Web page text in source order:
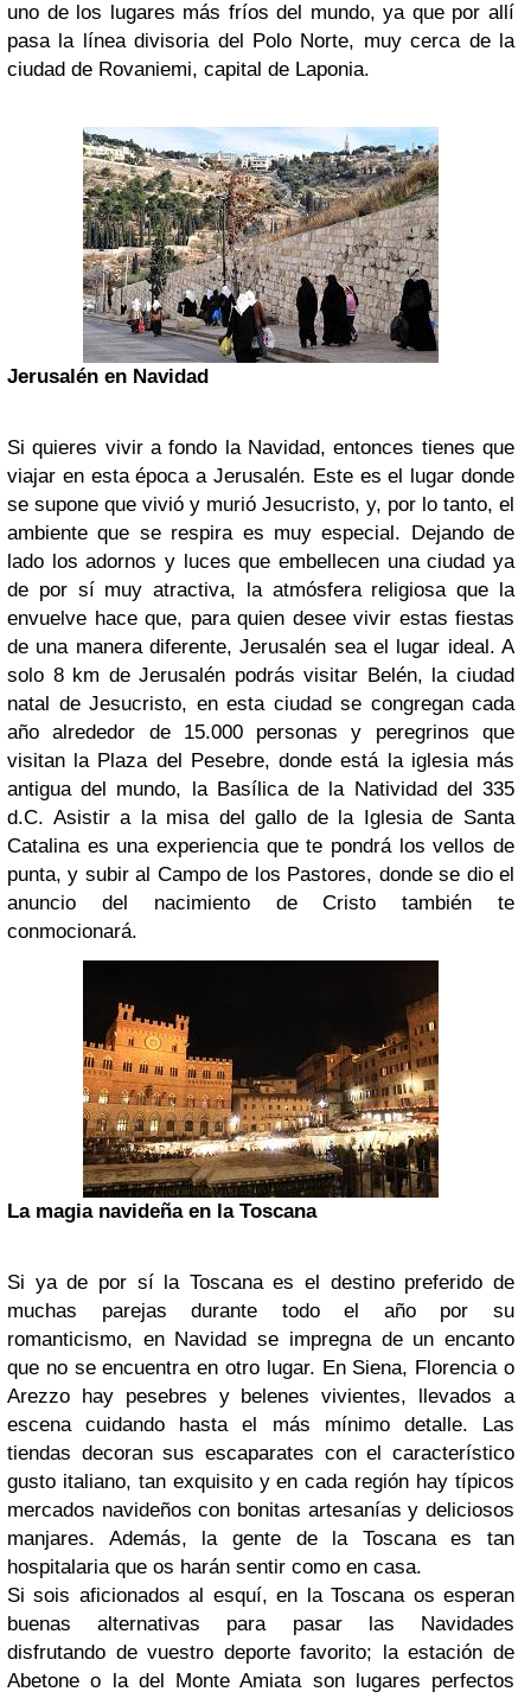
uno de los lugares más fríos del mundo, ya que por allí
pasa la línea divisoria del Polo Norte, muy cerca de la
ciudad de Rovaniemi, capital de Laponia.
Jerusalén en Navidad
Si quieres vivir a fondo la Navidad, entonces tienes que
viajar en esta época a Jerusalén. Este es el lugar donde
se supone que vivió y murió Jesucristo, y, por lo tanto, el
ambiente que se respira es muy especial. Dejando de
lado los adornos y luces que embellecen una ciudad ya
de por sí muy atractiva, la atmósfera religiosa que la
envuelve hace que, para quien desee vivir estas fiestas
de una manera diferente, Jerusalén sea el lugar ideal. A
solo 8 km de Jerusalén podrás visitar Belén, la ciudad
natal de Jesucristo, en esta ciudad se congregan cada
año alrededor de 15.000 personas y peregrinos que
visitan la Plaza del Pesebre, donde está la iglesia más
antigua del mundo, la Basílica de la Natividad del 335
d.C. Asistir a la misa del gallo de la Iglesia de Santa
Catalina es una experiencia que te pondrá los vellos de
punta, y subir al Campo de los Pastores, donde se dio el
anuncio del nacimiento de Cristo también te
conmocionará.
La magia navideña en la Toscana
Si ya de por sí la Toscana es el destino preferido de
muchas parejas durante todo el año por su
romanticismo, en Navidad se impregna de un encanto
que no se encuentra en otro lugar. En Siena, Florencia o
Arezzo hay pesebres y belenes vivientes, llevados a
escena cuidando hasta el más mínimo detalle. Las
tiendas decoran sus escaparates con el característico
gusto italiano, tan exquisito y en cada región hay típicos
mercados navideños con bonitas artesanías y deliciosos
manjares. Además, la gente de la Toscana es tan
hospitalaria que os harán sentir como en casa.
Si sois aficionados al esquí, en la Toscana os esperan
buenas alternativas para pasar las Navidades
disfrutando de vuestro deporte favorito; la estación de
Abetone o la del Monte Amiata son lugares perfectos